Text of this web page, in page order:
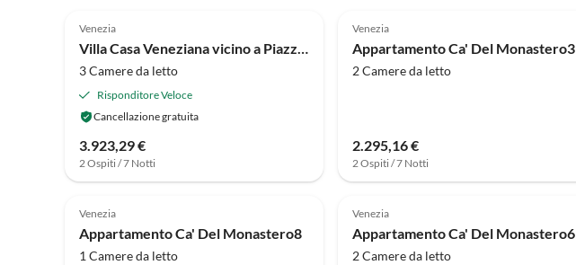
Venezia
Villa Casa Veneziana vicino a Piazza San Marco
3 Camere da letto
Risponditore Veloce
Cancellazione gratuita
3.923,29 €
2 Ospiti / 7 Notti
Venezia
Appartamento Ca' Del Monastero3
2 Camere da letto
2.295,16 €
2 Ospiti / 7 Notti
Venezia
Appartamento Ca' Del Monastero8
1 Camere da letto
Venezia
Appartamento Ca' Del Monastero6
2 Camere da letto